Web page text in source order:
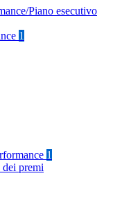
Piano esecutivo
1
1
premi